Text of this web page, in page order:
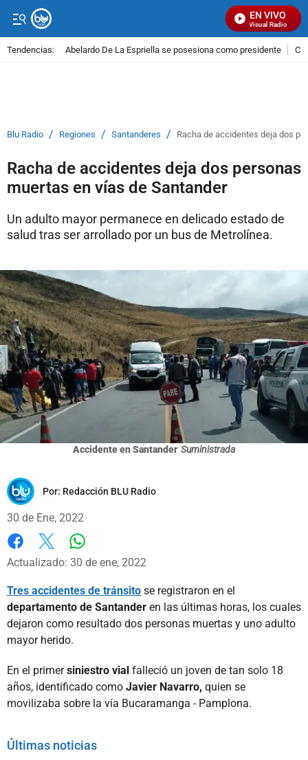
EN VIVO
Señal Visual Radio
Tendencias: Abelardo De La Espriella se posesiona como presidente
Blu Radio / Regiones / Santanderes / Racha de accidentes deja dos
Racha de accidentes deja dos personas
muertas en vías de Santander
Un adulto mayor permanece en delicado estado de
salud tras ser arrollado por un bus de Metrolínea.
Accidente en Santander Suministrada
Por: Redacción BLU Radio
30 de Ene, 2022
Facebook
X
Actualizado: 30 de ene, 2022
Tres accidentes de tránsito se registraron en el
departamento de Santander en las últimas horas, los cuales
dejaron como resultado dos personas muertas y uno adulto
mayor herido.
En el primersiniestro vial falleció un joven de tan solo 18
años, identificado como Javier Navarro, quien se
movilizaba sobre la vía Bucaramanga - Pamplona.
Últimas noticias